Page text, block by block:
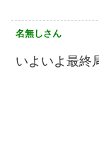
名無しさん
いよいよ最終